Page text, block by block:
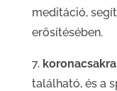
meditáció,
erősítésében.
7.
található, és a